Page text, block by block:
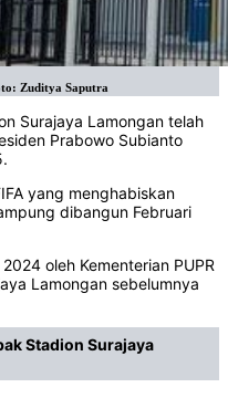
Zuditya Saputra
Surajaya Lamongan telah
Prabowo Subianto
yang menghabiskan
dibangun Februari
oleh Kementerian PUPR
Lamongan sebelumnya
Stadion Surajaya